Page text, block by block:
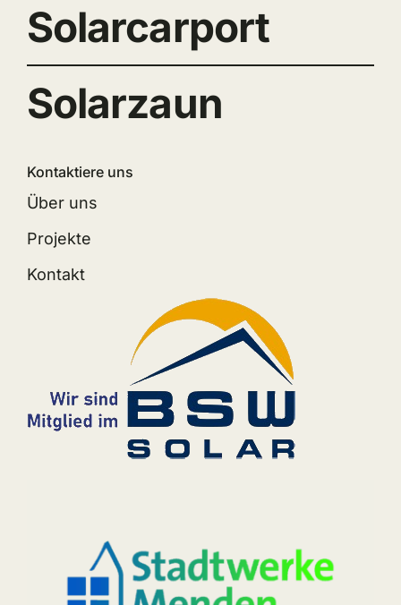
Solarcarport
Solarzaun
Kontaktiere uns
Über uns
Projekte
Kontakt